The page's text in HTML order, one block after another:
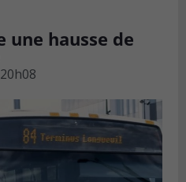
une hausse de